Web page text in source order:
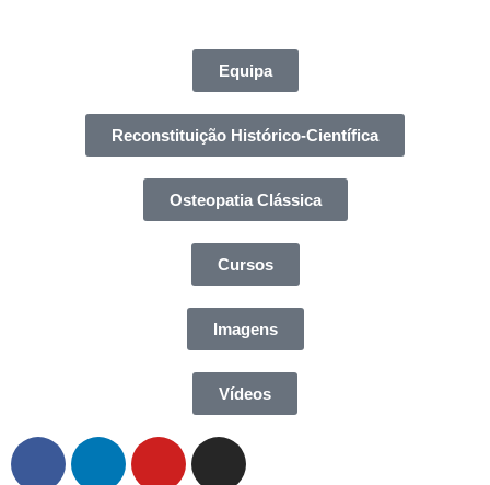
Equipa
Reconstituição Histórico-Científica
Osteopatia Clássica
Cursos
Imagens
Vídeos